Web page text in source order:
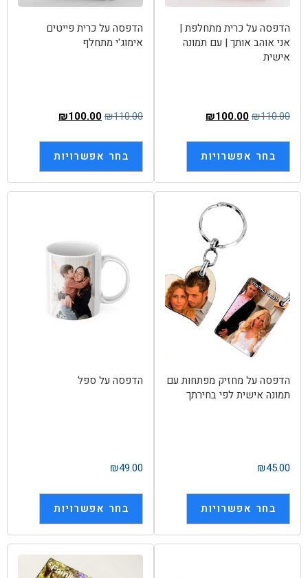
הדפסה על כרית מתחלפת |
אני אוהב אותך | עם תמונה
אישית
₪110.00
₪100.00
בחר אפשרויות
הדפסה על כרית פייטים
אימוג'י מתחלף
₪110.00
₪100.00
בחר אפשרויות
הדפסה על מחזיק מפתחות עם
תמונה אישית לפי בחירתך
₪45.00
בחר אפשרויות
הדפסה על ספל
₪49.00
בחר אפשרויות